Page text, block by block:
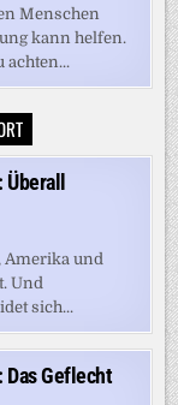
Menschen
kann helfen.
achten...
Überall
Amerika und
Und
sich...
Das Geflecht